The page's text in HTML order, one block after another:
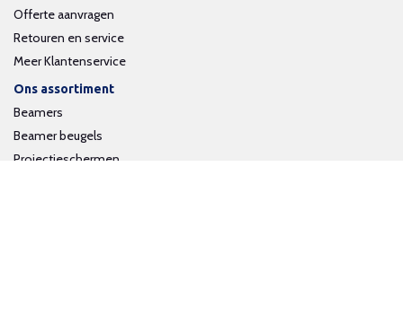
Offerte aanvragen
Retouren en service
Meer Klantenservice
Ons assortiment
Beamers
Beamer beugels
Projectieschermen